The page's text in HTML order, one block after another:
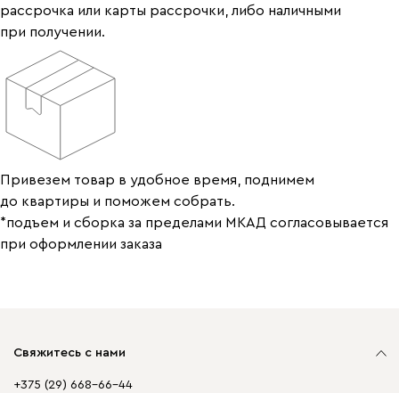
рассрочка или карты рассрочки, либо наличными
при получении.
Привезем товар в удобное время, поднимем
до квартиры и поможем собрать.
*подъем и сборка за пределами МКАД согласовывается
при оформлении заказа
Свяжитесь с нами
+375 (29) 668-66-44